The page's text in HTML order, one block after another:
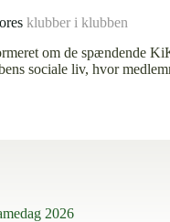
klubber i klubben
om de spændende
sociale liv, hvor
2026